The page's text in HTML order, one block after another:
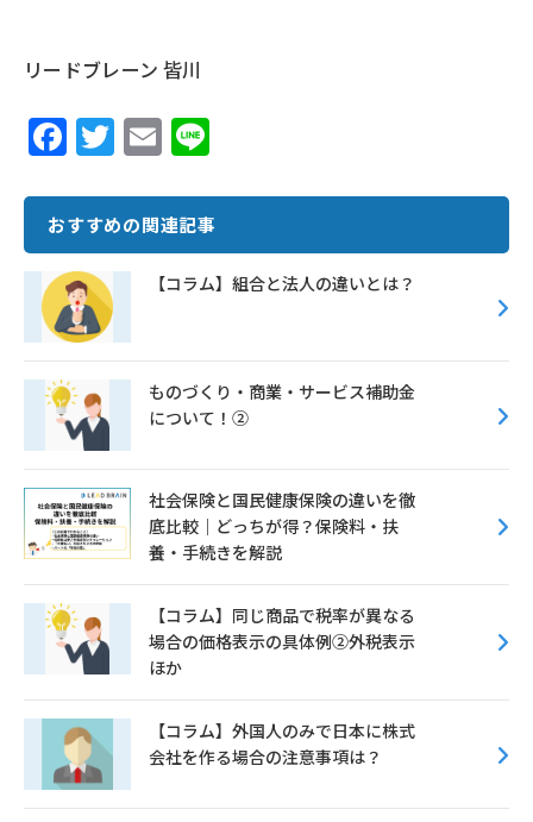
リードブレーン 皆川
F
e
b
o
o
k
T
it
te
E
ai
l
e
おすすめの関連記事
【コラム】組合と法人の違いとは？
ものづくり・商業・サービス補助金
について！②
社会保険と国民健康保険の違いを徹
底比較｜どっちが得？保険料・扶
養・手続きを解説
【コラム】同じ商品で税率が異なる
場合の価格表示の具体例②外税表示
ほか
【コラム】外国人のみで日本に株式
会社を作る場合の注意事項は？